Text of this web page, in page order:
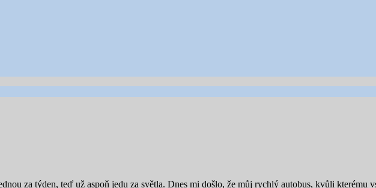
za týden, teď už aspoň jedu za světla. Dnes mi došlo, že můj rychlý autobus, kvůli kterému